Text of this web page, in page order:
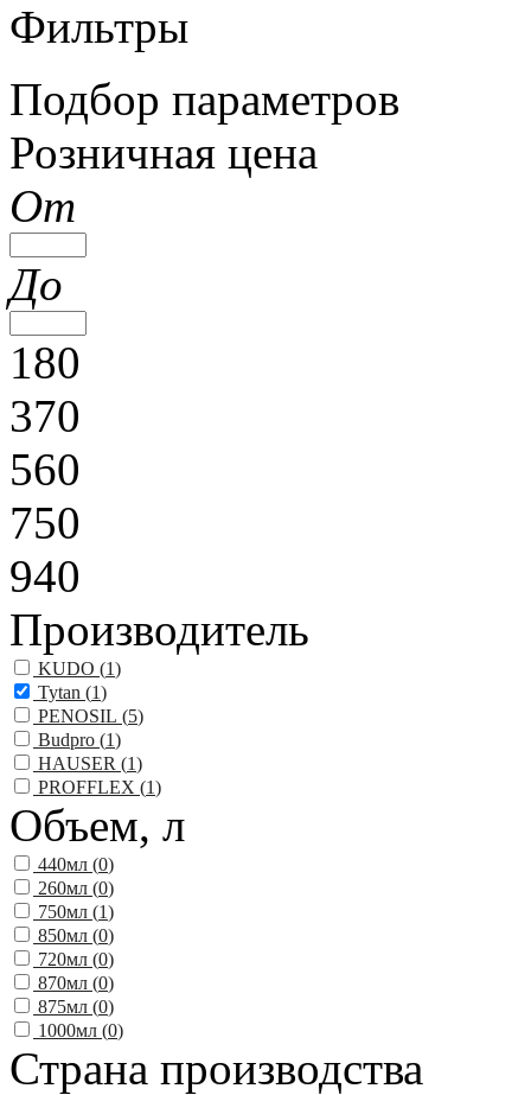
Фильтры
Подбор параметров
Розничная цена
От
До
180
370
560
750
940
Производитель
KUDO (1)
Tytan (1)
PENOSIL (5)
Budpro (1)
HAUSER (1)
PROFFLEX (1)
Объем, л
440мл (0)
260мл (0)
750мл (1)
850мл (0)
720мл (0)
870мл (0)
875мл (0)
1000мл (0)
Страна производства